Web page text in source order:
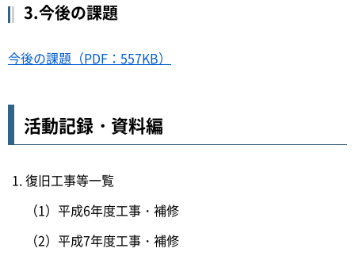
3.今後の課題
今後の課題（PDF：557KB）
活動記録・資料編
復旧工事等一覧
（1）平成6年度工事・補修
（2）平成7年度工事・補修